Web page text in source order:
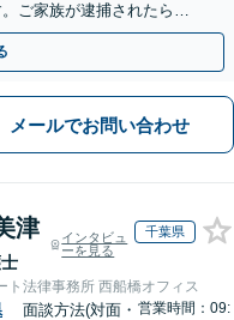
ご家族が逮捕されたら一
受付】
メールでお問い合わせ
津
インタビュ
ーを見る
千葉県
ト法律事務所 西船橋オフィス
面談方法(対面・ 営業時間：09: